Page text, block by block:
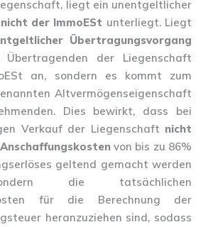
liegt ein unentgeltlicher
nicht der ImmoESt unterliegt. Liegt
Übertragungsvorgang
der Liegenschaft
an, sondern es kommt zum
Altvermögenseigenschaft
Dies bewirkt, dass bei
Verkauf der Liegenschaft nicht
von bis zu 86%
geltend gemacht werden
die tatsächlichen
für die Berechnung der
heranzuziehen sind, sodass